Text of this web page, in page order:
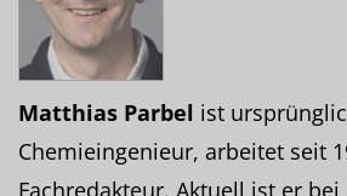
Matthias Parbel ist
Chemieingenieur, arbeitet seit
Fachredakteur. Aktuell ist er